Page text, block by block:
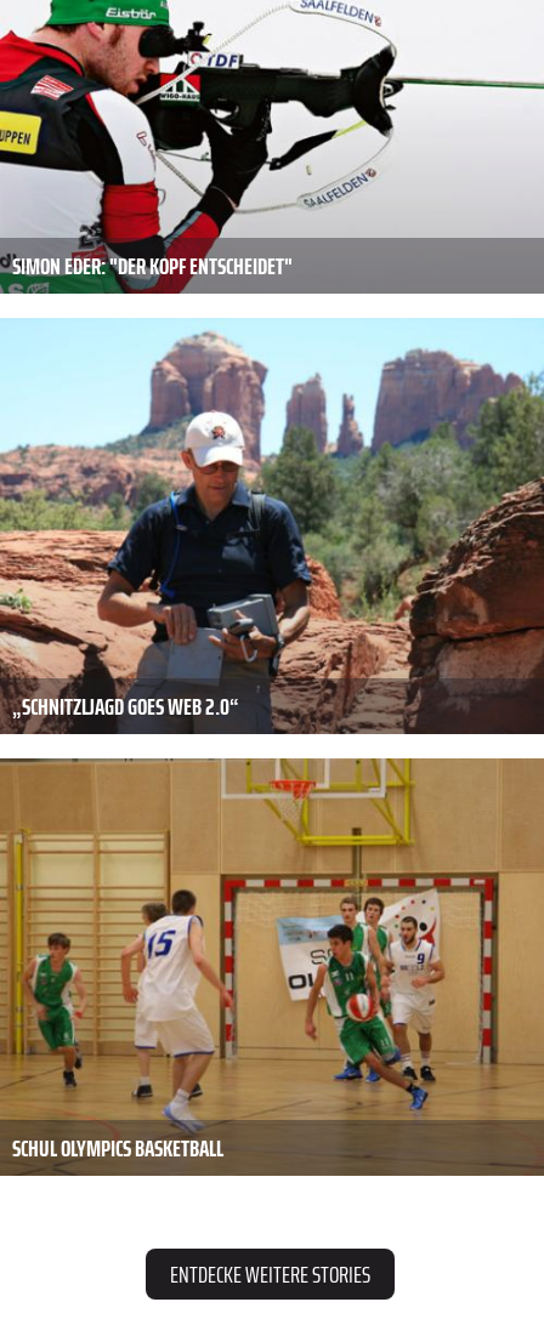
SIMON EDER: "DER KOPF ENTSCHEIDET"
„SCHNITZLJAGD GOES WEB 2.0“
SCHUL OLYMPICS BASKETBALL
ENTDECKE WEITERE STORIES